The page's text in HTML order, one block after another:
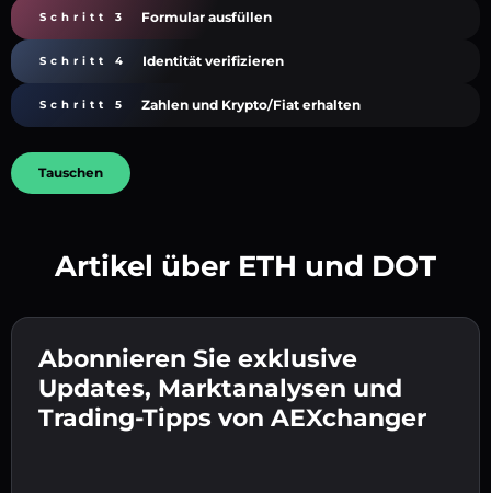
Schritt 3 Formular ausfüllen
Gib deine Krypto-Wallet-Adresse ein 👉 fahre
mit dem nächsten Schritt fort.
Schritt 4 Identität verifizieren
Bestätige deine Identität 👉 fahre mit dem
letzten Schritt fort.
Schritt 5 Zahlen und Krypto/Fiat erhalten
Sende die Einzahlung 👉 erhalte Krypto oder
Fiat in deiner Wallet.
Tauschen
Artikel über ETH und DOT
Abonnieren Sie exklusive
Updates, Marktanalysen und
Trading-Tipps von AEXchanger